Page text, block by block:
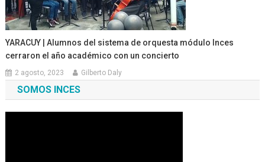
YARACUY | Alumnos del sistema de orquesta módulo Inces
cerraron el año académico con un concierto
2 agosto, 2023 Gilberto Daly
SOMOS INCES